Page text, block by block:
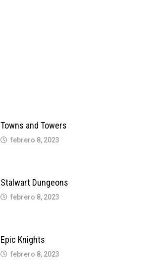
Towns and Towers
febrero 8, 2023
Stalwart Dungeons
febrero 8, 2023
Epic Knights
febrero 8, 2023